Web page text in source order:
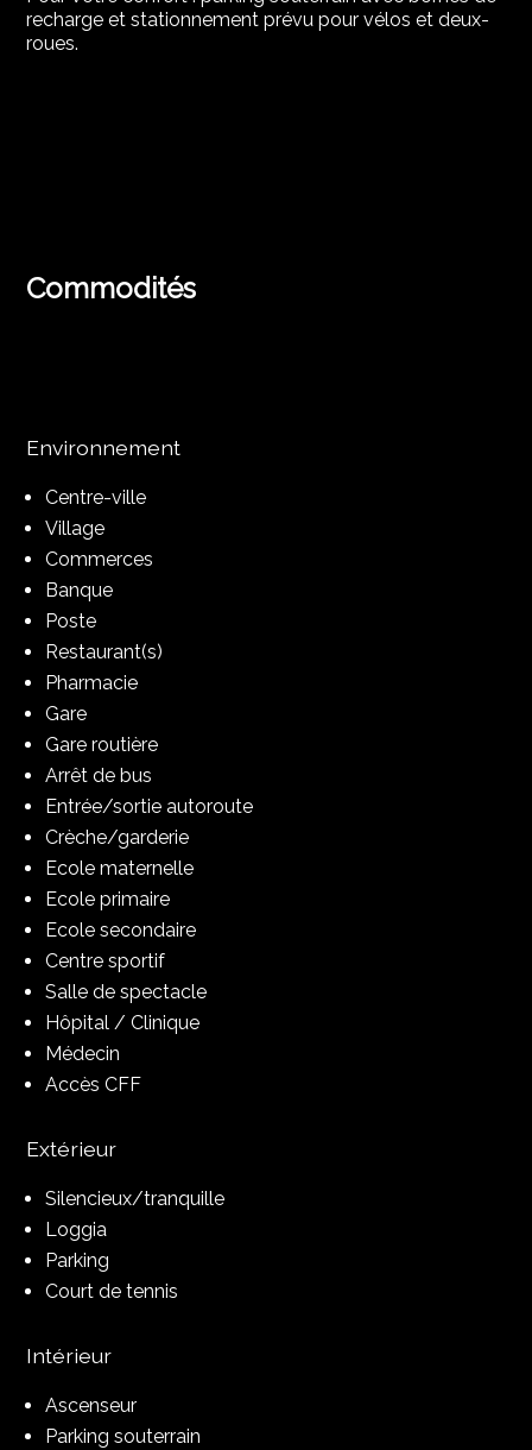
recharge et stationnement prévu pour vélos et deux-
roues.
Commodités
Environnement
Centre-ville
Village
Commerces
Banque
Poste
Restaurant(s)
Pharmacie
Gare
Gare routière
Arrêt de bus
Entrée/sortie autoroute
Crèche/garderie
Ecole maternelle
Ecole primaire
Ecole secondaire
Centre sportif
Salle de spectacle
Hôpital / Clinique
Médecin
Accès CFF
Extérieur
Silencieux/tranquille
Loggia
Parking
Court de tennis
Intérieur
Ascenseur
Parking souterrain